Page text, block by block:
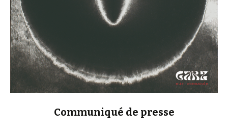
Communiqué de presse